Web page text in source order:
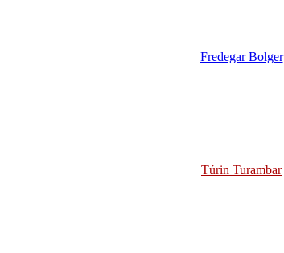
Fredegar Bolger
Túrin Turambar